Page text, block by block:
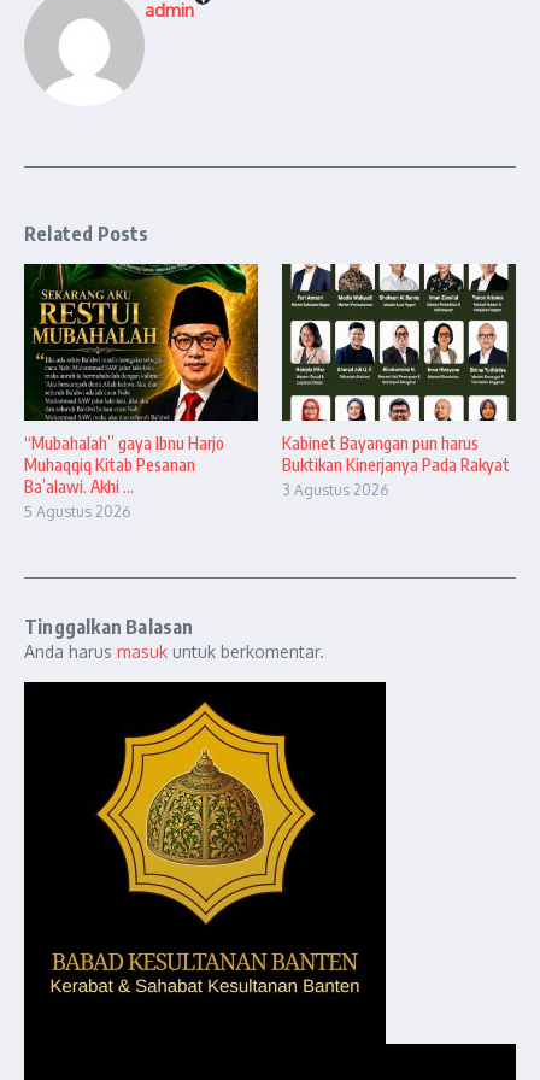
admin
Related Posts
“Mubahalah” gaya Ibnu Harjo
Muhaqqiq Kitab Pesanan
Ba’alawi. Akhi ...
5 Agustus 2026
Kabinet Bayangan pun harus
Buktikan Kinerjanya Pada Rakyat
3 Agustus 2026
Tinggalkan Balasan
Anda harus masuk untuk berkomentar.